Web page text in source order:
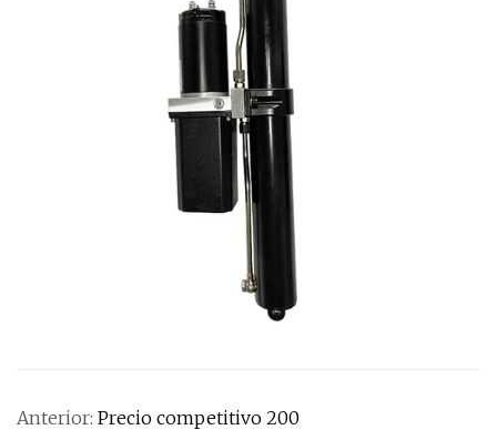
Anterior: Precio competitivo 200